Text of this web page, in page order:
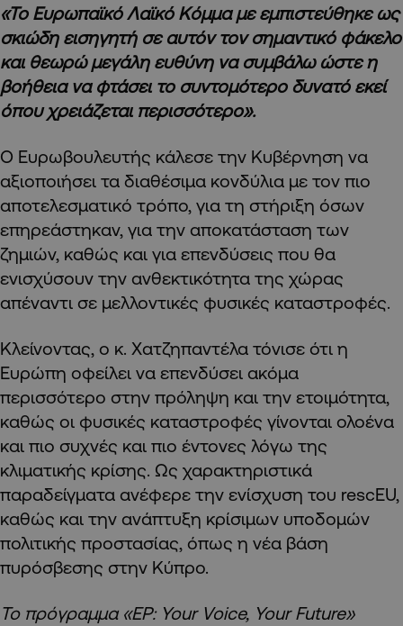
«Το Ευρωπαϊκό Λαϊκό Κόμμα με εμπιστεύθηκε ως
σκιώδη εισηγητή σε αυτόν τον σημαντικό φάκελο
και θεωρώ μεγάλη ευθύνη να συμβάλω ώστε η
βοήθεια να φτάσει το συντομότερο δυνατό εκεί
όπου χρειάζεται περισσότερο».
Ο Ευρωβουλευτής κάλεσε την Κυβέρνηση να
αξιοποιήσει τα διαθέσιμα κονδύλια με τον πιο
αποτελεσματικό τρόπο, για τη στήριξη όσων
επηρεάστηκαν, για την αποκατάσταση των
ζημιών, καθώς και για επενδύσεις που θα
ενισχύσουν την ανθεκτικότητα της χώρας
απέναντι σε μελλοντικές φυσικές καταστροφές.
Κλείνοντας, ο κ. Χατζηπαντέλα τόνισε ότι η
Ευρώπη οφείλει να επενδύσει ακόμα
περισσότερο στην πρόληψη και την ετοιμότητα,
καθώς οι φυσικές καταστροφές γίνονται ολοένα
και πιο συχνές και πιο έντονες λόγω της
κλιματικής κρίσης. Ως χαρακτηριστικά
παραδείγματα ανέφερε την ενίσχυση του rescEU,
καθώς και την ανάπτυξη κρίσιμων υποδομών
πολιτικής προστασίας, όπως η νέα βάση
πυρόσβεσης στην Κύπρο.
Το πρόγραμμα «EP: Your Voice, Your Future»